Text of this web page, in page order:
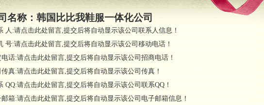
区域销售人员全程跟踪服务，以确保产品顺利销售。
予专职或兼职的业务代表及终端导购支持。
定比例退换货政策。
予一定比例调换政策。
中心：本着对代理商负责的态度，我们将及时回复您的疑问。
名称： 韩国比比我鞋服一体化公司
人:请点击此处留言,提交后将自动显示该公司联系人信息！
号:请点击此处留言,提交后将自动显示该公司移动电话！
电话:请点击此处留言,提交后将自动显示该公司招商电话！
真:请点击此处留言,提交后将自动显示该公司传真！
QQ:请点击此处留言,提交后将自动显示该公司联系QQ！
邮箱:请点击此处留言,提交后将自动显示该公司电子邮箱信息！